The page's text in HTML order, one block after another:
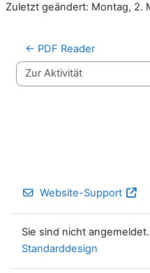
Zuletzt geändert: Montag, 2.
← PDF Reader
Zur Aktivität
Website-Support
Sie sind nicht
Standarddesign